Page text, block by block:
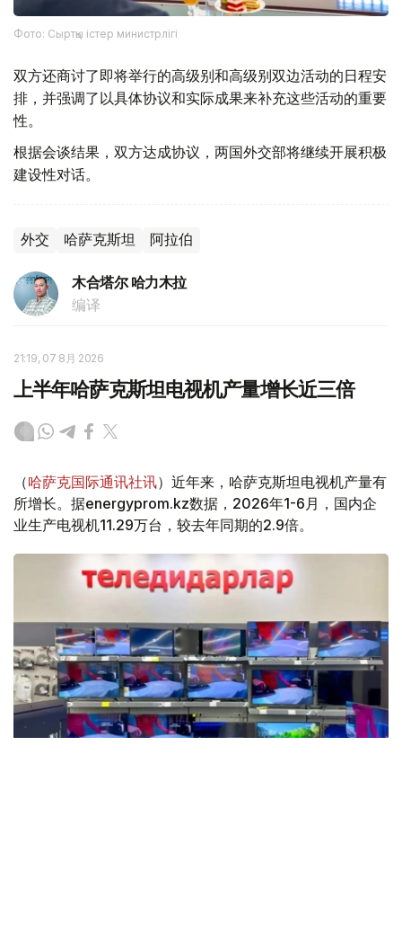
Фото: Сыртқы істер министрлігі
双方还商讨了即将举行的高级别和高级别双边活动的日程安
排，并强调了以具体协议和实际成果来补充这些活动的重要
性。
根据会谈结果，双方达成协议，两国外交部将继续开展积极
建设性对话。
外交 哈萨克斯坦 阿拉伯
木合塔尔 哈力木拉
编译
21:19, 07 8月 2026
上半年哈萨克斯坦电视机产量增长近三倍
（哈萨克国际通讯社讯）近年来，哈萨克斯坦电视机产量有
所增长。据energyprom.kz数据，2026年1-6月，国内企
业生产电视机11.29万台，较去年同期的2.9倍。